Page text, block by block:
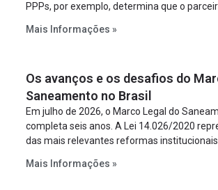
PPPs, por exemplo, determina que o
empreendimento. Ou seja, a suposta
projeto a projeto.
Mais Informações »
Os avanços e os desafios do
Saneamento no Brasil
Em julho de 2026, o Marco Legal do
completa seis anos. A Lei 14.026/2020
das mais relevantes reformas
serviços, ampliar a participação da iniciativa
Mais Informações »